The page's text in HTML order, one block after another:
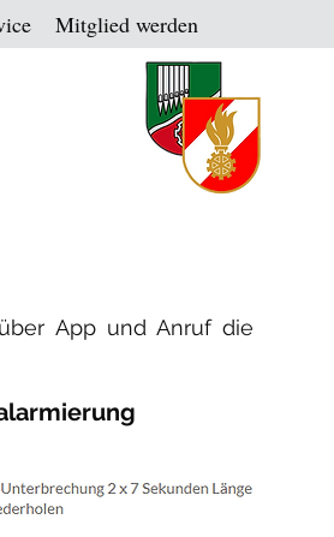
Mitglied werden
App und Anruf die